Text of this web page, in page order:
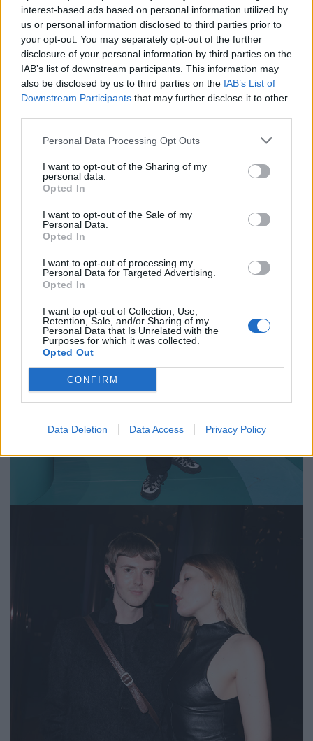
interest-based ads based on personal information utilized by
us or personal information disclosed to third parties prior to
your opt-out. You may separately opt-out of the further
disclosure of your personal information by third parties on the
IAB’s list of downstream participants. This information may
also be disclosed by us to third parties on the IAB’s List of
Downstream Participants that may further disclose it to other
Personal Data Processing Opt Outs
I want to opt-out of the Sharing of my
personal data.
Opted In
I want to opt-out of the Sale of my
Personal Data.
Opted In
I want to opt-out of processing my
Personal Data for Targeted Advertising.
Opted In
I want to opt-out of Collection, Use,
Retention, Sale, and/or Sharing of my
Personal Data that Is Unrelated with the
Purposes for which it was collected.
Opted Out
CONFIRM
Data Deletion Data Access Privacy Policy
In Berlin wurden die drei Düfte mit einer Launchparty
ordentlich gefeiert. Die Gäste aus der Beauty- und
Modewelt konnten sich so durch die Duftwelten testen
und sich ihren Lieblingsduft bereits schnappen. Denn die
Kollektion ist limitiert – schnell sein lohnt sich.